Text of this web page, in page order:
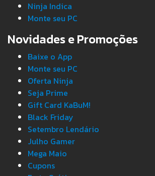
Ninja Indica
Monte seu PC
Novidades e Promoções
Baixe o App
Monte seu PC
Oferta Ninja
Seja Prime
Gift Card KaBuM!
Black Friday
Setembro Lendário
Julho Gamer
Mega Maio
Cupons